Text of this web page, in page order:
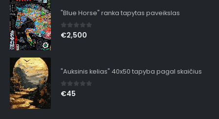
"Blue Horse" ranka tapytas paveikslas
0out of 5
€2,500
"Auksinis kelias" 40x50 tapyba pagal skaičius
0out of 5
€45